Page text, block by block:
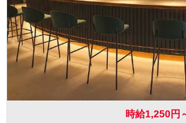
時給1,250円